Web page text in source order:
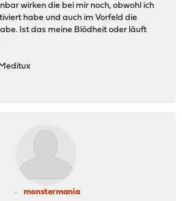
wirken die bei mir noch, obwohl ich
habe und auch im Vorfeld die
Ist das meine Blödheit oder läuft
monstermania